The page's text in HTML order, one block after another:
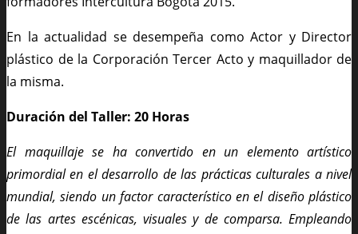
En la actualidad se desempeña como Actor y Director
plástico de la Corporación Tercer Acto y maquillador de
la misma.
Duración del Taller: 20 Horas
El maquillaje se ha convertido en un elemento artístico
primordial en el desarrollo de las prácticas culturales a nivel
mundial, siendo un factor característico en el diseño plástico
de las artes escénicas, visuales y de comparsa. Empleando